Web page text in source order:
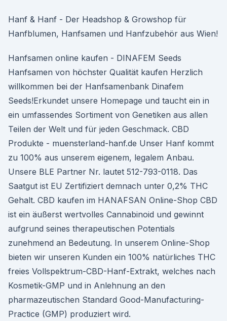
Hanf & Hanf - Der Headshop & Growshop für
Hanfblumen, Hanfsamen und Hanfzubehör aus Wien!
Hanfsamen online kaufen - DINAFEM Seeds
Hanfsamen von höchster Qualität kaufen Herzlich
willkommen bei der Hanfsamenbank Dinafem
Seeds!Erkundet unsere Homepage und taucht ein in
ein umfassendes Sortiment von Genetiken aus allen
Teilen der Welt und für jeden Geschmack. CBD
Produkte - muensterland-hanf.de Unser Hanf kommt
zu 100% aus unserem eigenem, legalem Anbau.
Unsere BLE Partner Nr. lautet 512-793-0118. Das
Saatgut ist EU Zertifiziert demnach unter 0,2% THC
Gehalt. CBD kaufen im HANAFSAN Online-Shop CBD
ist ein äußerst wertvolles Cannabinoid und gewinnt
aufgrund seines therapeutischen Potentials
zunehmend an Bedeutung. In unserem Online-Shop
bieten wir unseren Kunden ein 100% natürliches THC
freies Vollspektrum-CBD-Hanf-Extrakt, welches nach
Kosmetik-GMP und in Anlehnung an den
pharmazeutischen Standard Good-Manufacturing-
Practice (GMP) produziert wird.